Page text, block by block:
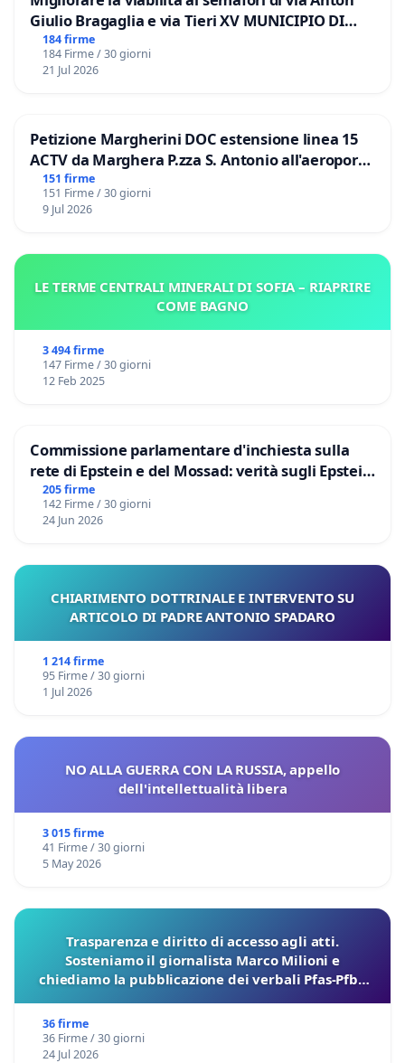
Giulio Bragaglia e via Tieri XV MUNICIPIO DI
ROMA
184 firme
184 Firme / 30 giorni
21 Jul 2026
Petizione Margherini DOC estensione linea 15
ACTV da Marghera P.zza S. Antonio all'aeroporto
Marco Polo tariffa a € 1,50
151 firme
151 Firme / 30 giorni
9 Jul 2026
LE TERME CENTRALI MINERALI DI SOFIA – RIAPRIRE
COME BAGNO
3 494 firme
147 Firme / 30 giorni
12 Feb 2025
Commissione parlamentare d'inchiesta sulla
rete di Epstein e del Mossad: verità sugli Epstein
Files
205 firme
142 Firme / 30 giorni
24 Jun 2026
CHIARIMENTO DOTTRINALE E INTERVENTO SU
ARTICOLO DI PADRE ANTONIO SPADARO
1 214 firme
95 Firme / 30 giorni
1 Jul 2026
NO ALLA GUERRA CON LA RUSSIA, appello
dell'intellettualità libera
3 015 firme
41 Firme / 30 giorni
5 May 2026
Trasparenza e diritto di accesso agli atti.
Sosteniamo il giornalista Marco Milioni e
chiediamo la pubblicazione dei verbali Pfas-Pfba
36 firme
36 Firme / 30 giorni
24 Jul 2026